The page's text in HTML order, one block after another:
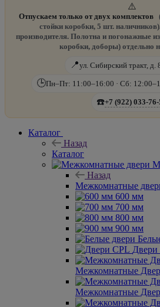
⚠️
Отпускаем только от двух комплектов
стойки коробки, 5 шт.
производителя. Полотна и погонажные
коробки, доборы) отдельно
📍ул. Сибирский тракт, д.
🕒Пн–Пт: 11:00–16:00 · Сб:
☎️+7 (922) 033-
Каталог
Назад
Каталог
Назад
Межкомнатные
600 мм
700 мм
800 мм
900 мм
Двери
Межкомнатные
Межкомнатные